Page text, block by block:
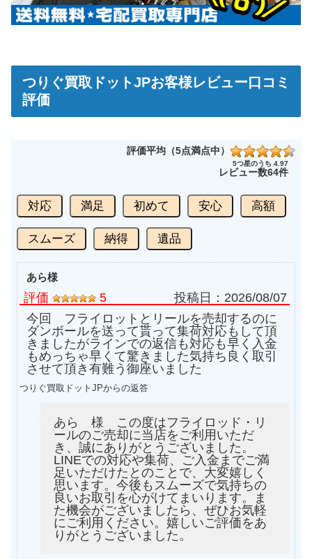
つりぐ買取ドットJPお客様レビュー口コミ
評価
評価平均（5点満点中）
5つ星のうち 4.97
レビュー数64件
対応 満足 初めて 安心 高額
スムーズ 納得 遺品
あら様
評価 5 投稿日： 2026/08/07
今回 フライロットとリールを売却するのに
ダンボールを送って貰って集荷対応もして頂
きましたがラインでの返信も対応も早く入金
もめっちゃ早くて驚きました気持ち良く取引
させて頂き有難う御座いました
つりぐ買取ドットJPからの返答
あら 様 この度はフライロッド・リ
ールのご売却に当店をご利用いただ
き、誠にありがとうございました。
LINEでの対応や集荷、ご入金までご満
足いただけたとのことで、大変嬉しく
思います。今後もスムーズで気持ちの
良いお取引を心がけてまいります。ま
た機会がございましたら、ぜひお気軽
にご利用ください。嬉しいご評価をあ
りがとうございました。